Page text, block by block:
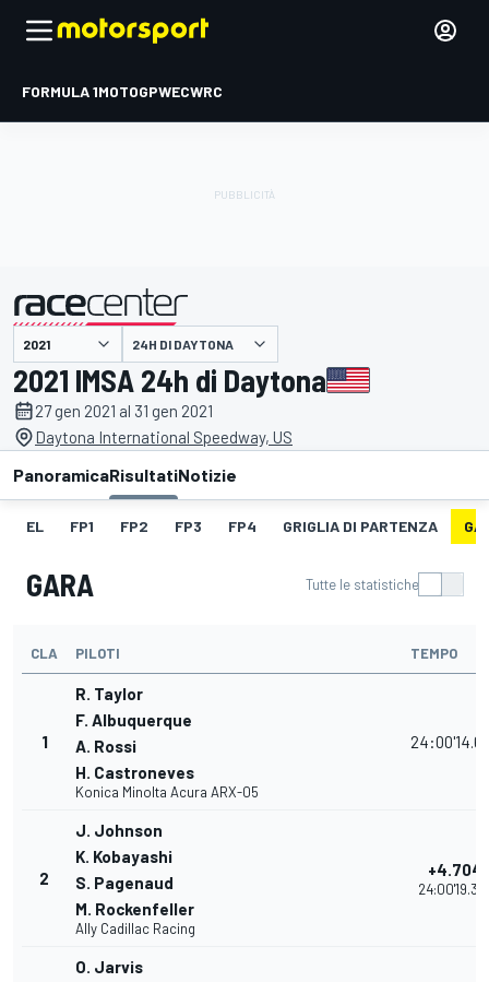
FORMULA 1MOTOGPWECWRC
presentato da 24H DI DAYTONA
2021 IMSA 24h di Daytona
27 gen 2021 al 31 gen 2021
Daytona International Speedway, US
PanoramicaRisultatiNotizie
EL FP1 FP2 FP3 FP4 GRIGLIA DI PARTENZA
GARA Tutte le statistiche
CLA PILOTI TEMPO
1
R. Taylor
F. Albuquerque
A. Rossi
H. Castroneves
Konica Minolta Acura ARX-05
2
J. Johnson
K. Kobayashi
S. Pagenaud
M. Rockenfeller
Ally Cadillac Racing
+4.704
O. Jarvis